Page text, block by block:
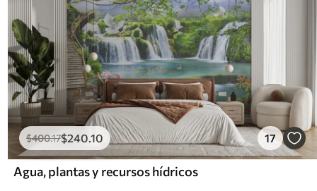
$400.17$240 .10 17
Agua, plantas y recursos hídricos